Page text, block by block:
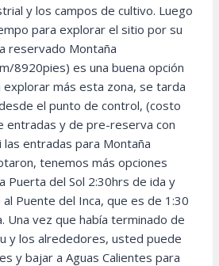
y los campos de cultivo. Luego
para explorar el sitio por su
reservado Montaña
8920pies) es una buena opción
más esta zona, se tarda
el punto de control, (costo
entradas y de pre-reserva con
las entradas para Montaña
tenemos más opciones
Puerta del Sol 2:30hrs de ida y
Puente del Inca, que es de 1:30
Una vez que había terminado de
y los alrededores, usted puede
y bajar a Aguas Calientes para